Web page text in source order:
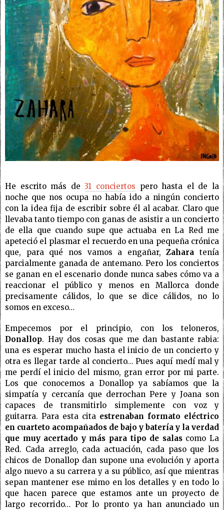
He escrito más de31 conciertos pero hasta el de la
noche que nos ocupa no había ido a ningún concierto
con la idea fija de escribir sobre él al acabar. Claro que
llevaba tanto tiempo con ganas de asistir a un concierto
de ella que cuando supe que actuaba en La Red me
apeteció el plasmar el recuerdo en una pequeña crónica
que, para qué nos vamos a engañar,Zahara tenía
parcialmente ganada de antemano. Pero los conciertos
se ganan en el escenario donde nunca sabes cómo va a
reaccionar el público y menos en Mallorca donde
precisamente cálidos, lo que se dice cálidos, no lo
somos en exceso…
Empecemos por el principio, con los teloneros,
Donallop. Hay dos cosas que me dan bastante rabia:
una es esperar mucho hasta el inicio de un concierto y
otra es llegar tarde al concierto… Pues aquí medí mal y
me perdí el inicio del mismo, gran error por mi parte.
Los que conocemos a Donallop ya sabíamos que la
simpatía y cercanía que derrochan Pere y Joana son
capaces de transmitirlo simplemente con voz y
guitarra. Para esta cita estrenaban formato eléctrico
en cuarteto acompañados de bajo y batería y la verdad
que muy acertado y más para tipo de salascomo La
Red. Cada arreglo, cada actuación, cada paso que los
chicos de Donallop dan supone una evolución y aporta
algo nuevo a su carrera y a su público, así que mientras
sepan mantener ese mimo en los detalles y en todo lo
que hacen parece que estamos ante un proyecto de
largo recorrido… Por lo pronto ya han anunciado un